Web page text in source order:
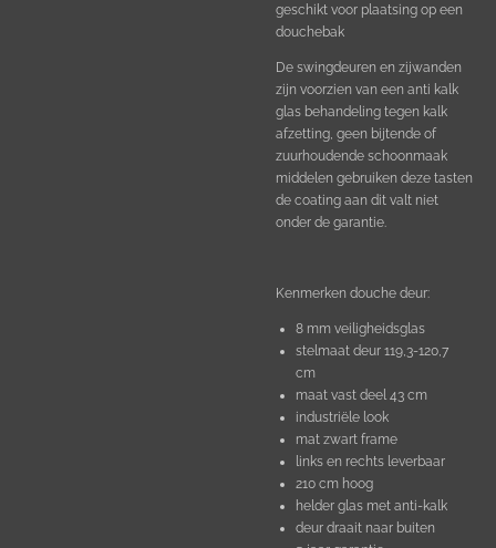
geschikt voor plaatsing op een
douchebak
De swingdeuren en zijwanden
zijn voorzien van een anti kalk
glas behandeling tegen kalk
afzetting, geen bijtende of
zuurhoudende schoonmaak
middelen gebruiken deze tasten
de coating aan dit valt niet
onder de garantie.
Kenmerken douche deur:
8 mm veiligheidsglas
stelmaat deur 119,3-120,7
cm
maat vast deel 43 cm
industriële look
mat zwart frame
links en rechts leverbaar
210 cm hoog
helder glas met anti-kalk
deur draait naar buiten